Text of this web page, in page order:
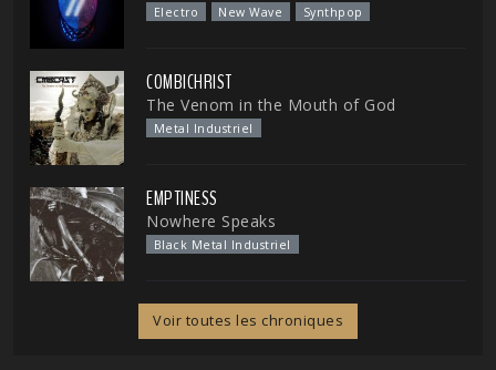
Electro New Wave Synthpop
COMBICHRIST
The Venom in the Mouth of God
Metal Industriel
EMPTINESS
Nowhere Speaks
Black Metal Industriel
Voir toutes les chroniques